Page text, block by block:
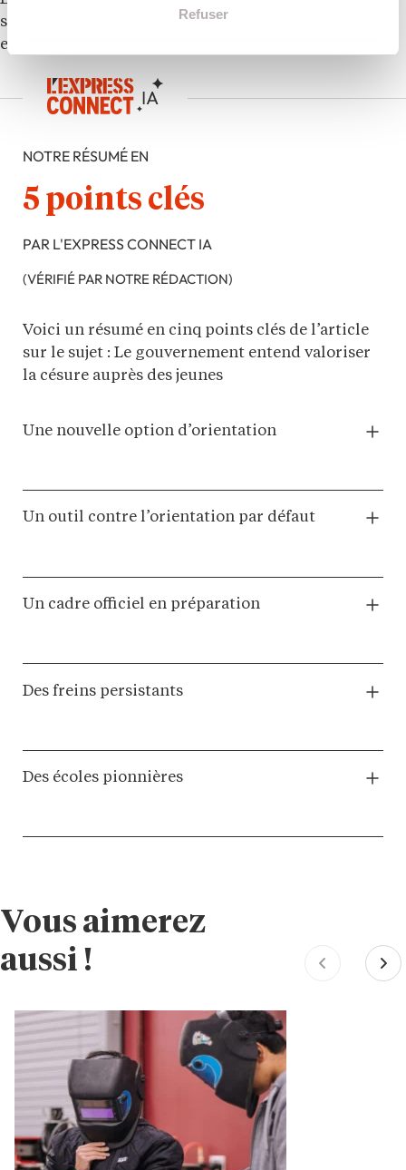
Refuser
sabbatique, sous les tropiques, comme beaucoup ont
encore tendance à la croire.
NOTRE RÉSUMÉ EN
5 points clés
PAR L'EXPRESS CONNECT IA
(VÉRIFIÉ PAR NOTRE RÉDACTION)
Voici un résumé en cinq points clés de l’article
sur le sujet : Le gouvernement entend valoriser
la césure auprès des jeunes
Une nouvelle option d’orientation
Un outil contre l’orientation par défaut
Un cadre officiel en préparation
Des freins persistants
Des écoles pionnières
Vous aimerez
aussi !